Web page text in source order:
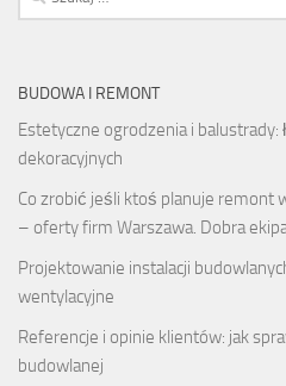
BUDOWA I REMONT
Estetyczne ogrodzenia i balustrady:
dekoracyjnych
Co zrobić jeśli ktoś planuje remont
– oferty firm Warszawa. Dobra
Projektowanie instalacji
wentylacyjne
Referencje i opinie klientów: jak
budowlanej